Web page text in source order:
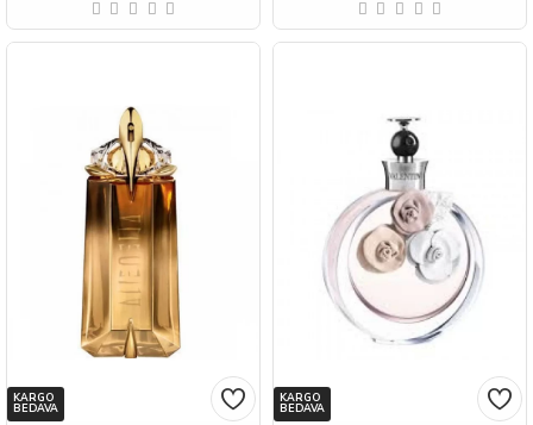
KARGO
BEDAVA
KARGO
BEDAVA